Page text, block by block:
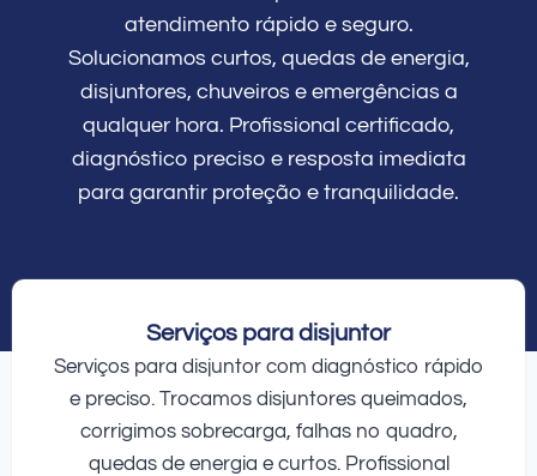
atendimento rápido e seguro.
Solucionamos curtos, quedas de energia,
disjuntores, chuveiros e emergências a
qualquer hora. Profissional certificado,
diagnóstico preciso e resposta imediata
para garantir proteção e tranquilidade.
Serviços para disjuntor
Serviços para disjuntor com diagnóstico rápido
e preciso. Trocamos disjuntores queimados,
corrigimos sobrecarga, falhas no quadro,
quedas de energia e curtos. Profissional